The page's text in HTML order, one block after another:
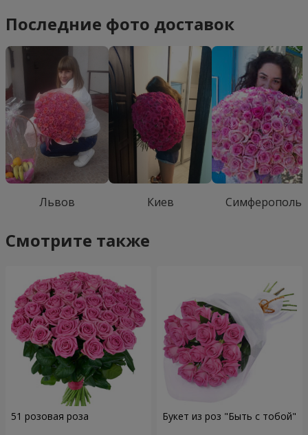
Последние фото доставок
Львов Киев Симферополь
Смотрите также
51 розовая роза Букет из роз "Быть с тобой"